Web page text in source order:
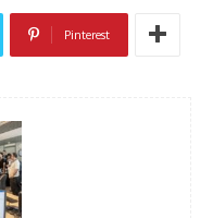
Pinterest